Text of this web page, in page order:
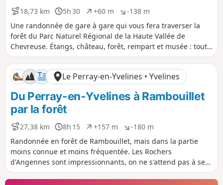
18,73 km
D
i
s
t
a
n
c
e
5h 30
D
u
r
é
e
+60 m
D
é
n
i
v
e
l
é
p
o
f
-138 m
D
é
n
i
v
e
l
é
n
é
f
Une randonnée de gare à gare qui vous fera traverser la
forêt du Parc Naturel Régional de la Haute Vallée de
Chevreuse. Étangs, château, forêt, rempart et musée : tout y
est pour passer une belle journée en famille ou entre amis.
Le Perray-en-Yvelines • Yvelines
Du Perray-en-Yvelines à Rambouillet
par la forêt
27,38 km
D
i
s
t
a
n
8h 15
D
u
r
é
e
+157 m
D
é
n
i
v
e
-180 m
D
é
n
i
v
e
Randonnée en forêt de Rambouillet, mais dans la partie
moins connue et moins fréquentée. Les Rochers
d'Angennes sont impressionnants, on ne s'attend pas à se
retrouver dans une ambiance bleausarde à cet endroit.